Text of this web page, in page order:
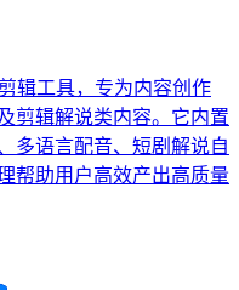
辑工具，专为内容创作
剪辑解说类内容。它内置
多语言配音、短剧解说自
帮助用户高效产出高质量